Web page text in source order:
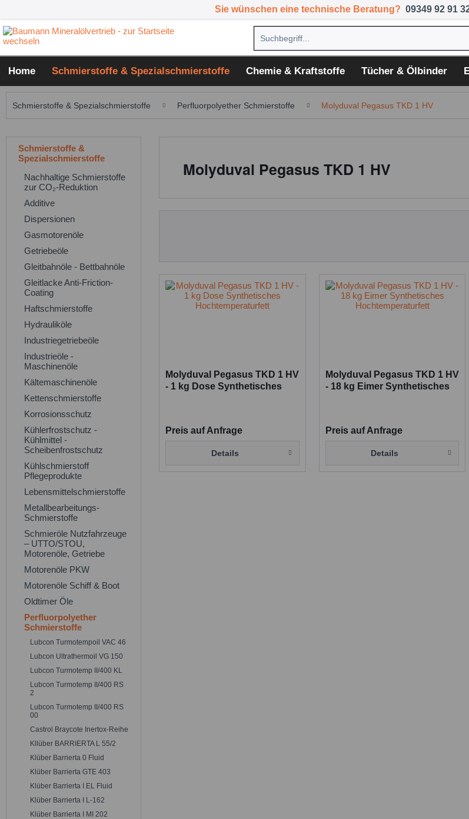
Sie wünschen eine technische Beratung? 09349 92 91
Home Schmierstoffe & Spezialschmierstoffe Chemie & Kraftstoffe Tücher & Ölbinder
Schmierstoffe & Spezialschmierstoffe Perfluorpolyether Schmierstoffe Molyduval Pegasus TKD 1 HV
Schmierstoffe &
Spezialschmierstoffe
Nachhaltige Schmierstoffe
zur CO₂-Reduktion
Additive
Dispersionen
Gasmotorenöle
Getriebeöle
Gleitbahnöle - Bettbahnöle
Gleitlacke Anti-Friction-
Coating
Haftschmierstoffe
Hydrauliköle
Industriegetriebeöle
Industrieöle -
Maschinenöle
Kältemaschinenöle
Kettenschmierstoffe
Korrosionsschutz
Kühlerfrostschutz -
Kühlmittel -
Scheibenfrostschutz
Kühlschmierstoff
Pflegeprodukte
Lebensmittelschmierstoffe
Metallbearbeitungs-
Schmierstoffe
Schmieröle Nutzfahrzeuge
– UTTO/STOU,
Motorenöle, Getriebe
Motorenöle PKW
Motorenöle Schiff & Boot
Oldtimer Öle
Perfluorpolyether
Schmierstoffe
Lubcon Turmotempoil VAC 46
Lubcon Ultrathermoil VG 150
Lubcon Turmotemp II/400 KL
Lubcon Turmotemp II/400 RS
2
Lubcon Turmotemp II/400 RS
00
Castrol Braycote Inertox-Reihe
Kllüber BARRIERTA L 55/2
Klüber Barrierta 0 Fluid
Klüber Barrierta GTE 403
Klüber Barrierta I EL Fluid
Klüber Barrierta I L-162
Klüber Barrierta I MI 202
Molyduval Pegasus TKD 1 HV
Molyduval Pegasus TKD 1 HV
- 1 kg Dose Synthetisches
Preis auf Anfrage
Details
Molyduval Pegasus TKD 1 HV
- 18 kg Eimer Synthetisches
Preis auf Anfrage
Details